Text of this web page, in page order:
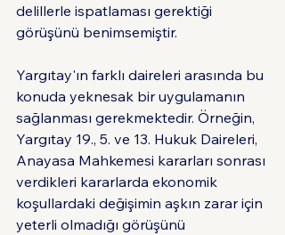
delillerle ispatlaması gerektiği
görüşünü benimsemiştir.
Yargıtay'ın farklı daireleri arasında bu
konuda yeknesak bir uygulamanın
sağlanması gerekmektedir. Örneğin,
Yargıtay 19., 5. ve 13. Hukuk Daireleri,
Anayasa Mahkemesi kararları sonrası
verdikleri kararlarda ekonomik
koşullardaki değişimin aşkın zarar için
yeterli olmadığı görüşünü